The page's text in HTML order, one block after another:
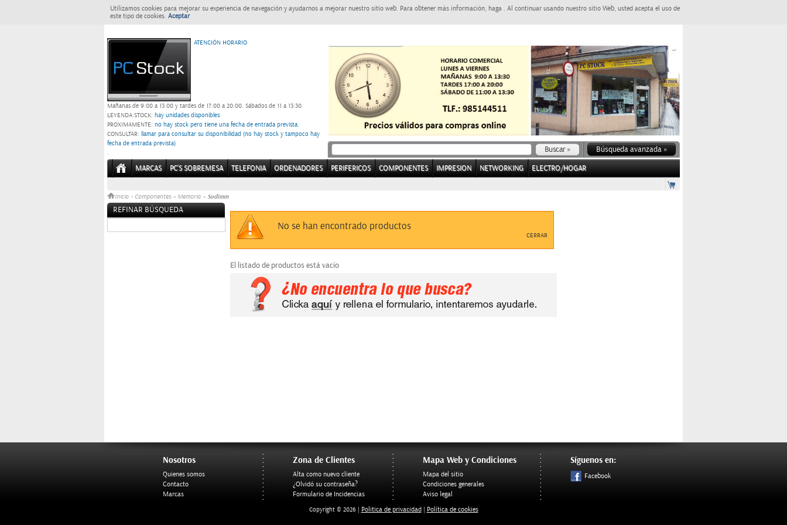
Utilizamos cookies para mejorar su experiencia de navegación y ayudarnos a mejorar nuestro sitio web. Para obtener más información, haga . Al continuar usando nuestro sitio Web, usted acepta el uso de
este tipo de cookies. Aceptar
ATENCIÓN HORARIO
Mañanas de 9:00 a 13:00 y tardes de 17:00 a 20:00. Sábados de 11 a 13:30
LEYENDA:STOCK: hay unidades disponibles
PROXIMAMENTE: no hay stock pero tiene una fecha de entrada prevista.
CONSULTAR: llamar para consultar su disponibilidad (no hay stock y tampoco hay
fecha de entrada prevista)
.
Búsqueda avanzada »
MARCAS PC'S SOBREMESA TELEFONIA ORDENADORES PERIFERICOS COMPONENTES IMPRESION NETWORKING ELECTRO/HOGAR
Inicio > Componentes » Memoria » Sodimm
REFINAR BÚSQUEDA
No se han encontrado productos
CERRAR
El listado de productos está vacío
Nosotros
Quienes somos
Contacto
Marcas
Zona de Clientes
Alta como nuevo cliente
¿Olvidó su contraseña?
Formulario de Incidencias
Mapa Web y Condiciones
Mapa del sitio
Condiciones generales
Aviso legal
Síguenos en:
Facebook
Copyright © 2026 | Politica de privacidad Política de cookies